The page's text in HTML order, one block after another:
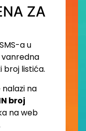
ZA
a u
broj listića.
nalazi na
broj
na web